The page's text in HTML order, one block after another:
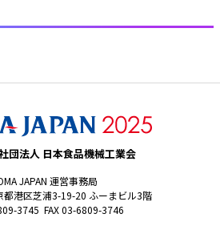
団法人 日本食品機械工業会
JAPAN 運営事務局
都港区芝浦3-19-20 ふーまビル3階
3745 FAX 03-6809-3746